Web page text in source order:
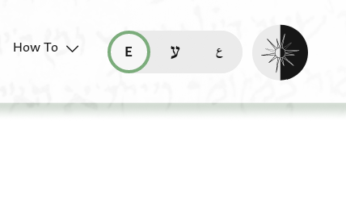
How To
read this page in English (en)
קריאת העמוד ב-עברית (he)
Enable dark